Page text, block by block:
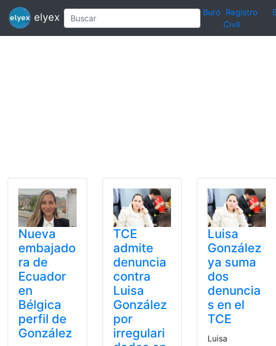
elyex Buró Registro
Civil
Nueva
embajado
ra de
Ecuador
en
Bélgica
perfil de
González
TCE
admite
denuncia
contra
Luisa
González
por
irregulari
Luisa
González
ya suma
dos
denuncia
s en el
TCE
Luisa